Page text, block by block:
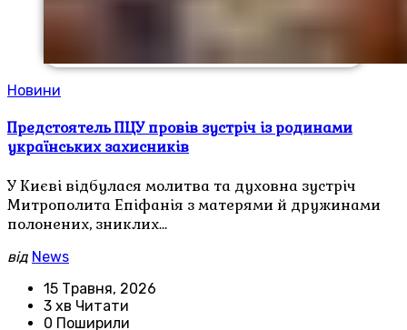
Новини
Предстоятель ПЦУ провів зустріч із родинами
українських захисників
У Києві відбулася молитва та духовна зустріч
Митрополита Епіфанія з матерями й дружинами
полонених, зниклих…
від News
15 Травня, 2026
3 хв Читати
0 Поширили